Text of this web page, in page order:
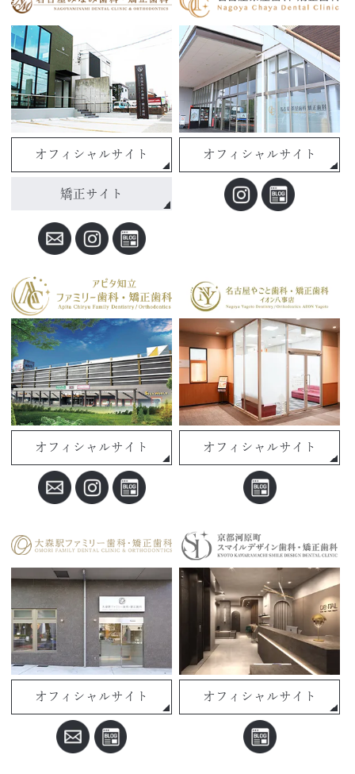
オフィシャルサイト
矯正サイト
オフィシャルサイト
オフィシャルサイト オフィシャルサイト
オフィシャルサイト オフィシャルサイト